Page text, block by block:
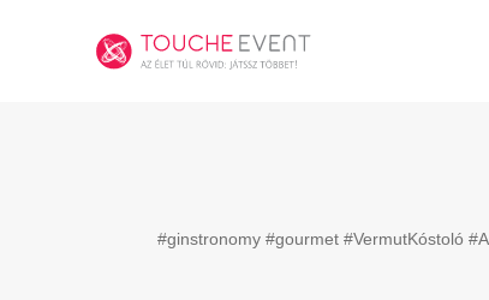
#ginstronomy #gourmet #VermutKóstoló